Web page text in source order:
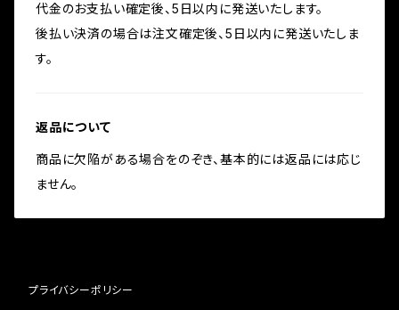
代金のお支払い確定後、5日以内に発送いたします。
後払い決済の場合は注文確定後、5日以内に発送いたしま
す。
返品について
商品に欠陥がある場合をのぞき、基本的には返品には応じ
ません。
プライバシーポリシー